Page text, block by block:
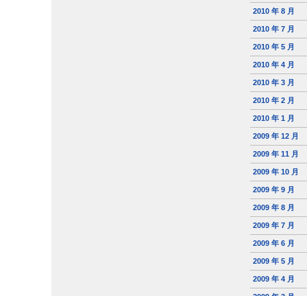
2010 年 8 月
2010 年 7 月
2010 年 5 月
2010 年 4 月
2010 年 3 月
2010 年 2 月
2010 年 1 月
2009 年 12 月
2009 年 11 月
2009 年 10 月
2009 年 9 月
2009 年 8 月
2009 年 7 月
2009 年 6 月
2009 年 5 月
2009 年 4 月